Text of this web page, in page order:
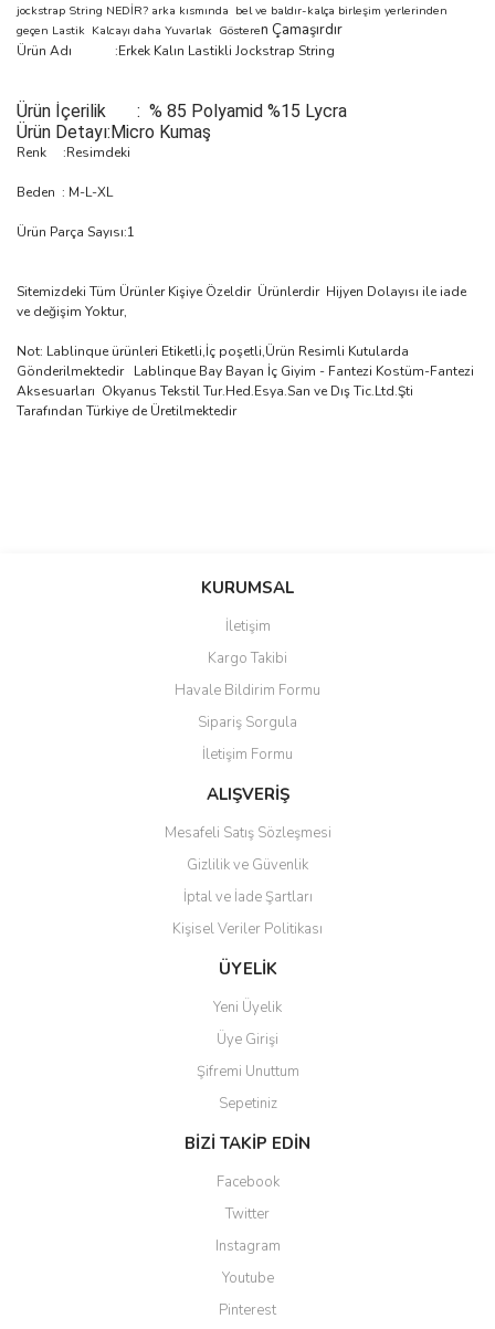
jockstrap String NEDİR? arka kısmında bel ve baldır-kalça birleşim yerlerinden
geçen Lastik Kalcayı daha Yuvarlak Gösteren Çamaşırdır
Ürün Adı :Erkek Kalın Lastikli Jockstrap String
Ürün İçerilik : % 85 Polyamid %15 Lycra
Ürün Detayı:Micro Kumaş
Renk :Resimdeki
Beden : M-L-XL
Ürün Parça Sayısı:1
Sitemizdeki Tüm Ürünler Kişiye Özeldir Ürünlerdir Hijyen Dolayısı ile iade
ve değişim Yoktur,
Not: Lablinque ürünleri Etiketli,İç poşetli,Ürün Resimli Kutularda
Gönderilmektedir Lablinque Bay Bayan İç Giyim - Fantezi Kostüm-Fantezi
Aksesuarları Okyanus Tekstil Tur.Hed.Esya.San ve Dış Tic.Ltd.Şti
Tarafından Türkiye de Üretilmektedir
Bu ürüne ilk yorumu siz yapın!
Ürün resmi kalitesiz, bozuk veya görüntülenemiyor.
Ürün açıklamasında eksik bilgiler bulunuyor.
Ürün bilgilerinde hatalar bulunuyor.
Ürün fiyatı diğer sitelerden daha pahalı.
Bu ürüne benzer farklı alternatifler olmalı.
Gönder
KURUMSAL
İletişim
Kargo Takibi
Havale Bildirim Formu
Sipariş Sorgula
İletişim Formu
ALIŞVERİŞ
Mesafeli Satış Sözleşmesi
Gizlilik ve Güvenlik
İptal ve İade Şartları
Kişisel Veriler Politikası
ÜYELİK
Yeni Üyelik
Üye Girişi
Şifremi Unuttum
Sepetiniz
BİZİ TAKİP EDİN
Facebook
Twitter
Instagram
Youtube
Pinterest